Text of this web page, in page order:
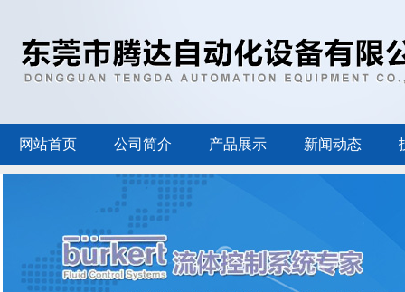
网站首页 公司简介 产品展示 新闻动态